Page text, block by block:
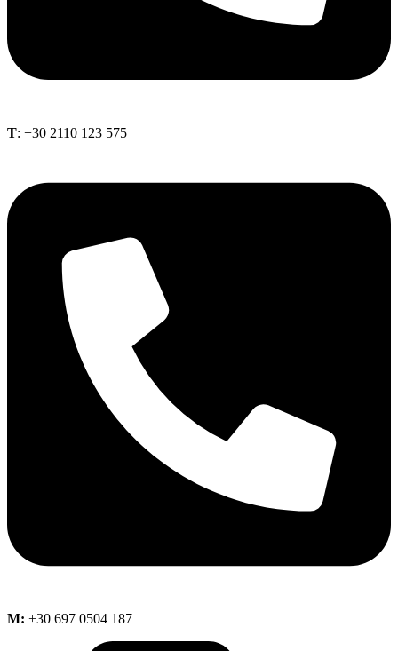
Τ: +30 2110 123 575
M: +30 697 0504 187